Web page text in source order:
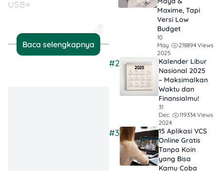
USB+
Baca selengkapnya
Maxime, Tapi
Versi Low
Budget
10
May
2025
218894 Views
#2
Kalender Libur
Nasional 2025
– Maksimalkan
Waktu dan
Finansialmu!
31
Dec
2024
119334 Views
#3
15 Aplikasi VCS
Online Gratis
Tanpa Koin
yang Bisa
Kamu Coba